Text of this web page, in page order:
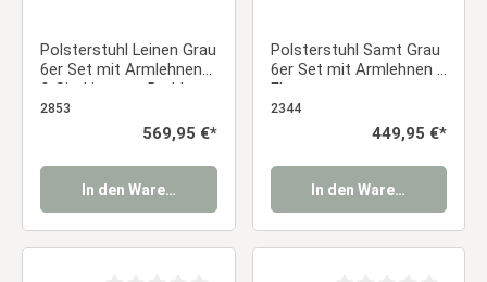
Polsterstuhl Leinen Grau
6er Set mit Armlehnen
& Sitzkissen – Drehbare
Esszimmerstühle im
modernen Landhausstil
2853
Regulärer Preis:
569,95 €*
In den Warenkorb
Polsterstuhl Samt Grau
6er Set mit Armlehnen –
Elegante
Esszimmerstühle
2344
Regulärer Preis:
449,95 €*
In den Warenkorb